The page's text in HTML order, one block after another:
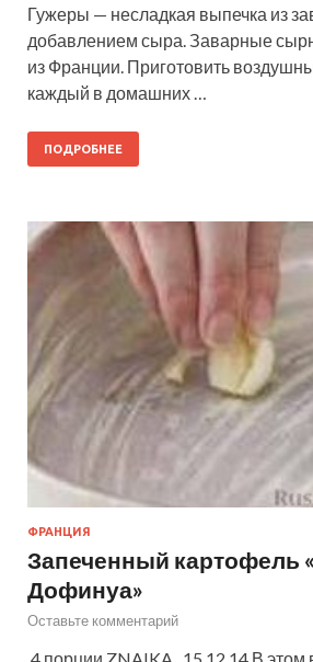
Гужеры — несладкая выпечка из
добавлением сыра. Заварные
из Франции. Приготовить
каждый в домашних …
ПОДРОБНЕЕ
ФРАНЦИЯ
Запеченный картофель
Дофинуа»
Оставьте комментарий